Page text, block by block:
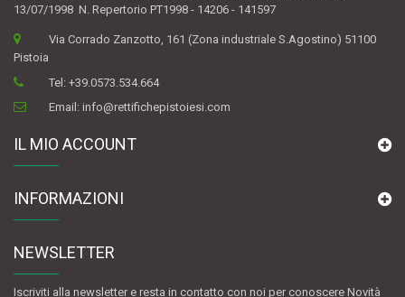
13/07/1998 N. Repertorio PT1998 - 14206 - 141597
Via Corrado Zanzotto, 161 (Zona industriale S.Agostino) 51100
Pistoia
Tel:+39.0573.534.664
Email:info@rettifichepistoiesi.com
IL MIO ACCOUNT
INFORMAZIONI
NEWSLETTER
Iscriviti alla newsletter e resta in contatto con noi per conoscere Novità